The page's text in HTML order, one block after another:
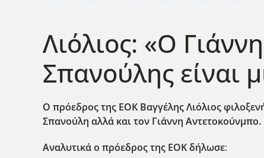
Λιόλιος: «Ο
Σπανούλης είναι
Ο πρόεδρος της ΕΟΚ Βαγγέλης Λιόλιος
Σπανούλη αλλά και τον Γιάννη Αντετοκούνμπο.
Αναλυτικά ο πρόεδρος της ΕΟΚ δήλωσε: